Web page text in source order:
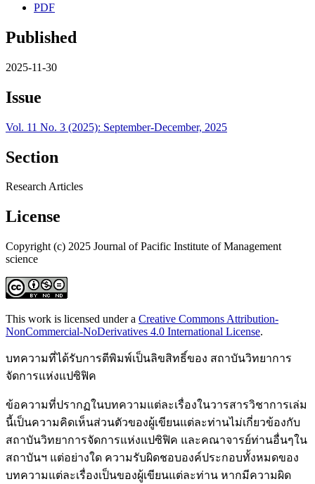
PDF
Published
2025-11-30
Issue
Vol. 11 No. 3 (2025): September-December, 2025
Section
Research Articles
License
Copyright (c) 2025 Journal of Pacific Institute of Management
science
This work is licensed under a Creative Commons Attribution-
NonCommercial-NoDerivatives 4.0 International License.
บทความที่ได้รับการตีพิมพ์เป็นลิขสิทธิ์ของ สถาบันวิทยาการ
จัดการแห่งแปซิฟิค
ข้อความที่ปรากฏในบทความแต่ละเรื่องในวารสารวิชาการเล่ม
นี้เป็นความคิดเห็นส่วนตัวของผู้เขียนแต่ละท่านไม่เกี่ยวข้องกับ
สถาบันวิทยาการจัดการแห่งแปซิฟิค และคณาจารย์ท่านอื่นๆใน
สถาบันฯ แต่อย่างใด ความรับผิดชอบองค์ประกอบทั้งหมดของ
บทความแต่ละเรื่องเป็นของผู้เขียนแต่ละท่าน หากมีความผิด